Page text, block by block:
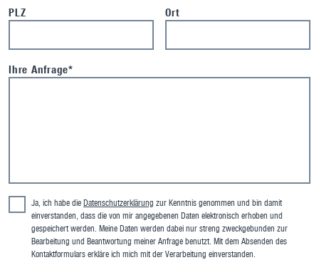
PLZ Ort
Ihre Anfrage*
Ja, ich habe dieDatenschutzerklärung zur Kenntnis genommen und bin damit
einverstanden, dass die von mir angegebenen Daten elektronisch erhoben und
gespeichert werden. Meine Daten werden dabei nur streng zweckgebunden zur
Bearbeitung und Beantwortung meiner Anfrage benutzt. Mit dem Absenden des
Kontaktformulars erkläre ich mich mit der Verarbeitung einverstanden.